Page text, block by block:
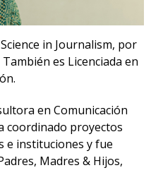
Iniciá
tu
in Journalism, por
es Licenciada en
en Comunicación
coordinado proyectos
e instituciones y fue
Madres & Hijos,